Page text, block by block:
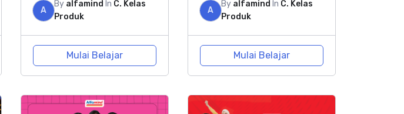
A
By alfamind In C. Kelas
Produk
Mulai Belajar
A
By alfamind In C. Kelas
Produk
Mulai Belajar